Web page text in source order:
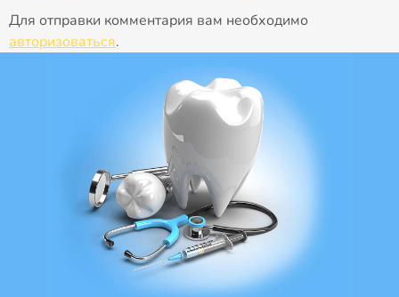
Для отправки комментария вам необходимо
авторизоваться.